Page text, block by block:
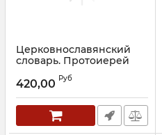
Церковнославянский
словарь. Протоиерей
Александр Свирелин
Артикул: 28445
420,00 Руб